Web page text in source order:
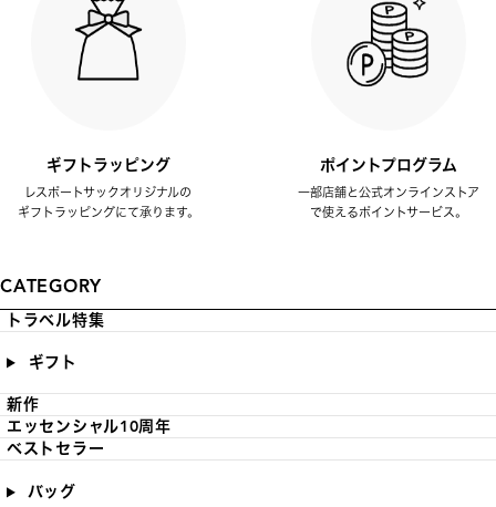
ギフトラッピング
レスポートサックオリジナルの
ギフトラッピングにて承ります。
ポイントプログラム
一部店舗と公式オンラインストア
で使えるポイントサービス。
CATEGORY
トラベル特集
ギフト
新作
エッセンシャル10周年
ベストセラー
バッグ